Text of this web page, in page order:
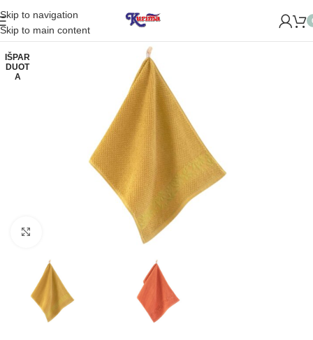
Skip to navigation
Skip to main content
NAUJĄ PARDUOTUVĘ ŽVĖRYNE (SĖLIŲ G. 29
IŠPAR
DUOT
A